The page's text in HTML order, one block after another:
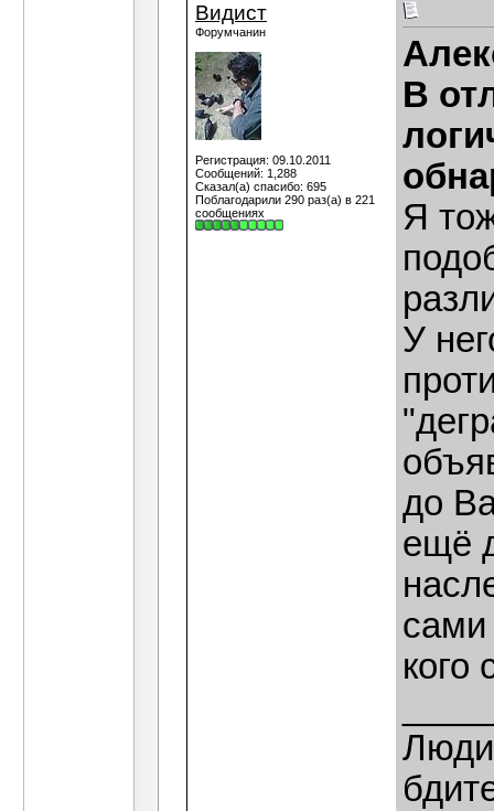
Видист
Форумчанин
Регистрация: 09.10.2011
Сообщений: 1,288
Сказал(а) спасибо: 695
Поблагодарили 290 раз(а) в 221
сообщениях
В
Я
У
до
ещё
сами
кого